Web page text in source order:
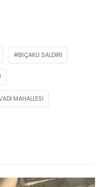
BIÇAKLI SALDIRI
MAHALLESI